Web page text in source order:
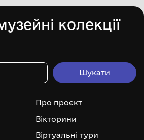
колекції
Про проєкт
Вікторини
Віртуальні тури